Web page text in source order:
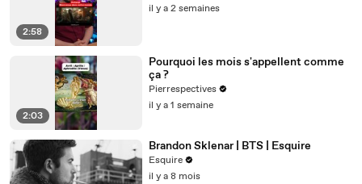
2:58
il y a 2 semaines
2:03
Pourquoi les mois s'appellent comme
ça ?
Pierrespectives
il y a 1 semaine
Brandon Sklenar | BTS | Esquire
Esquire
il y a 8 mois